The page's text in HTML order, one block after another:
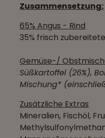
Zusammensetzung:
65% Angus - Rind
35% frisch
Gemüse-/
Süßkartoffel (26%),
Mischung*
Zusätzliche Extras
Mineralien, Fischöl,